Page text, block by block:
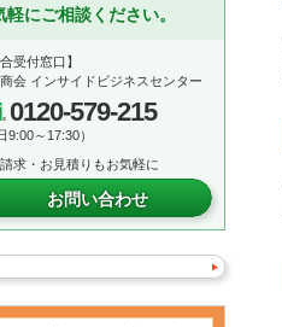
軽にご相談ください。
合受付窓口】
会 インサイドビジネスセンター
0120-579-215
9:00～17:30）
求・お見積りもお気軽に
お問い合わせ